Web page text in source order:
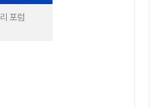
포럼